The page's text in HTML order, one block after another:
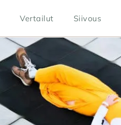
Vertailut Siivous